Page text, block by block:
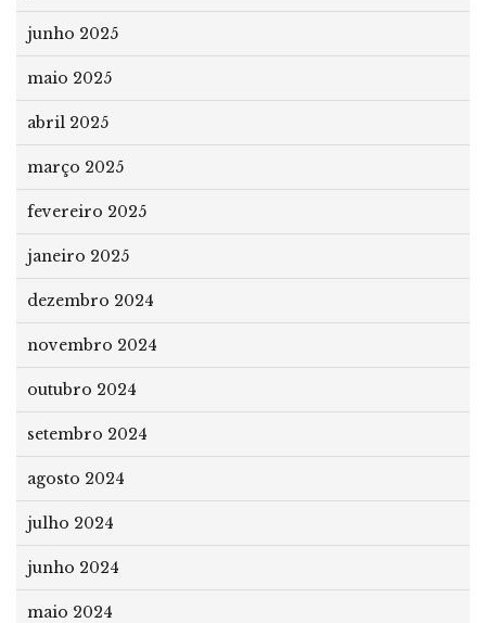
junho 2025
maio 2025
abril 2025
março 2025
fevereiro 2025
janeiro 2025
dezembro 2024
novembro 2024
outubro 2024
setembro 2024
agosto 2024
julho 2024
junho 2024
maio 2024